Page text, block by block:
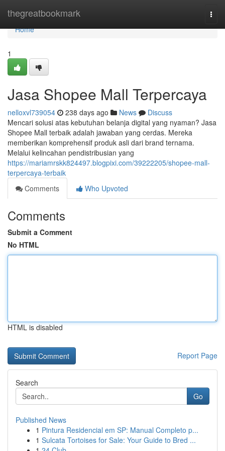
thegreatbookmark
Home
Home
1
Jasa Shopee Mall Terpercaya
nelloxvl739054 238 days ago News
Discuss
Mencari solusi atas kebutuhan belanja digital yang nyaman? Jasa
Shopee Mall terbaik adalah jawaban yang cerdas. Mereka
memberikan komprehensif produk asli dari brand ternama.
Melalui kelincahan pendistribusian yang
https://mariamrskk824497.blogpixi.com/39222205/shopee-mall-
terpercaya-terbaik
Comments
Who Upvoted
Comments
Submit a Comment
No HTML
HTML is disabled
Report Page
Search
Go
Published News
1 Pintura Residencial em SP: Manual Completo p...
1 Sulcata Tortoises for Sale: Your Guide to Bred ...